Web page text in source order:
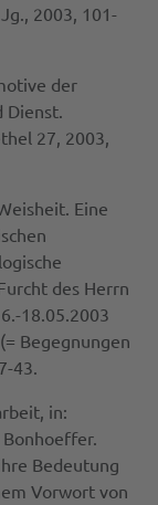
2003, 101-
der
Dienst.
27, 2003,
Eine
des Herrn
18.05.2003
Begegnungen
43.
in:
Bedeutung
Vorwort von